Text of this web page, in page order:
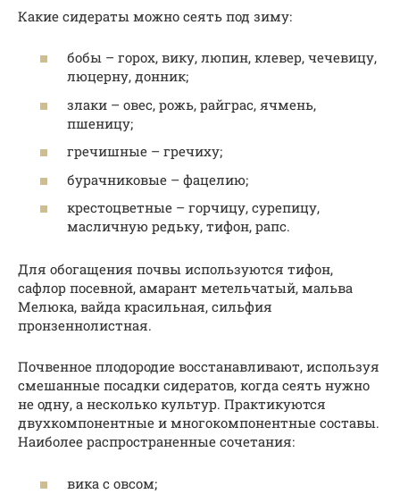
Какие сидераты можно сеять под зиму:
бобы – горох, вику, люпин, клевер, чечевицу,
люцерну, донник;
злаки – овес, рожь, райграс, ячмень,
пшеницу;
гречишные – гречиху;
бурачниковые – фацелию;
крестоцветные – горчицу, сурепицу,
масличную редьку, тифон, рапс.
Для обогащения почвы используются тифон,
сафлор посевной, амарант метельчатый, мальва
Мелюка, вайда красильная, сильфия
пронзеннолистная.
Почвенное плодородие восстанавливают, используя
смешанные посадки сидератов, когда сеять нужно
не одну, а несколько культур. Практикуются
двухкомпонентные и многокомпонентные составы.
Наиболее распространенные сочетания:
вика с овсом;